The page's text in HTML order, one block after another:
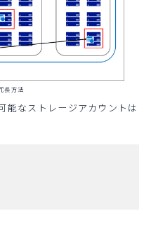
長方法
能なストレージアカウントは